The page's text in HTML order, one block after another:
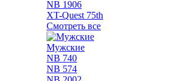
NB 1906
XT-Quest 75th
Смотреть все
Мужские
NB 740
NB 574